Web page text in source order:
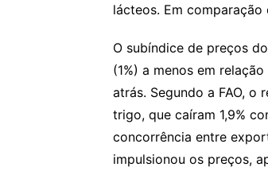
lácteos. Em
O subíndice de preços
(1%) a menos em
atrás. Segundo a FAO,
trigo, que caíram 1,9%
concorrência entre
impulsionou os preços,